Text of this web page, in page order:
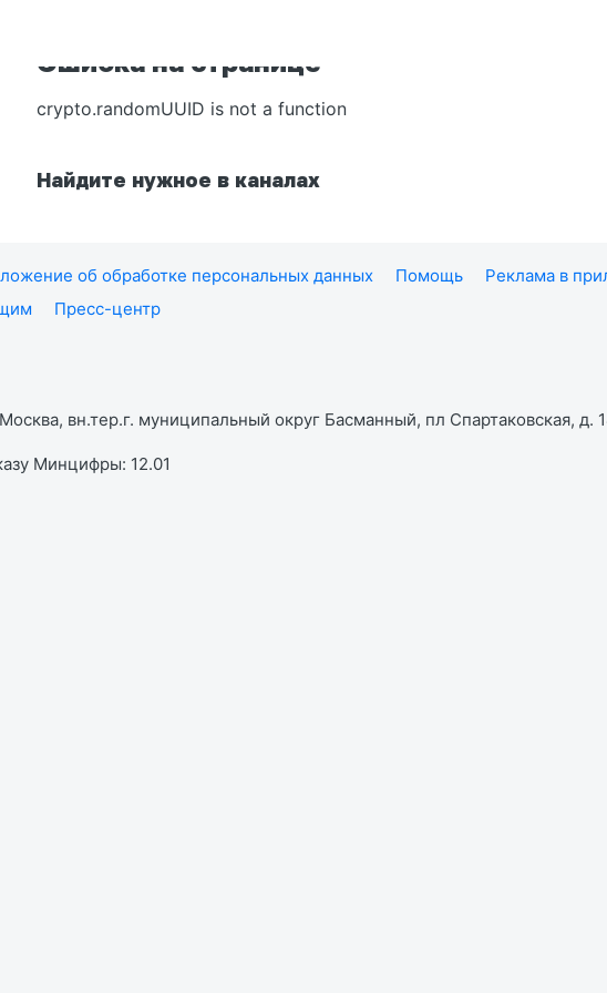
Ошибка на странице
crypto.randomUUID is not a function
Найдите нужное в каналах
об обработке персональных данных Помощь Реклама в
Пресс-центр
вн.тер.г. муниципальный округ Басманный, пл Спартаковская, д.
Минцифры: 12.01